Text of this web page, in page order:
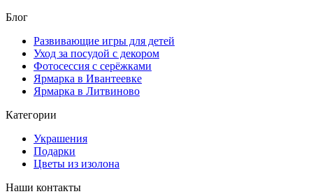
Блог
Развивающие игры для детей
Уход за посудой с декором
Фотосессия с серёжками
Ярмарка в Ивантеевке
Ярмарка в Литвиново
Категории
Украшения
Подарки
Цветы из изолона
Наши контакты